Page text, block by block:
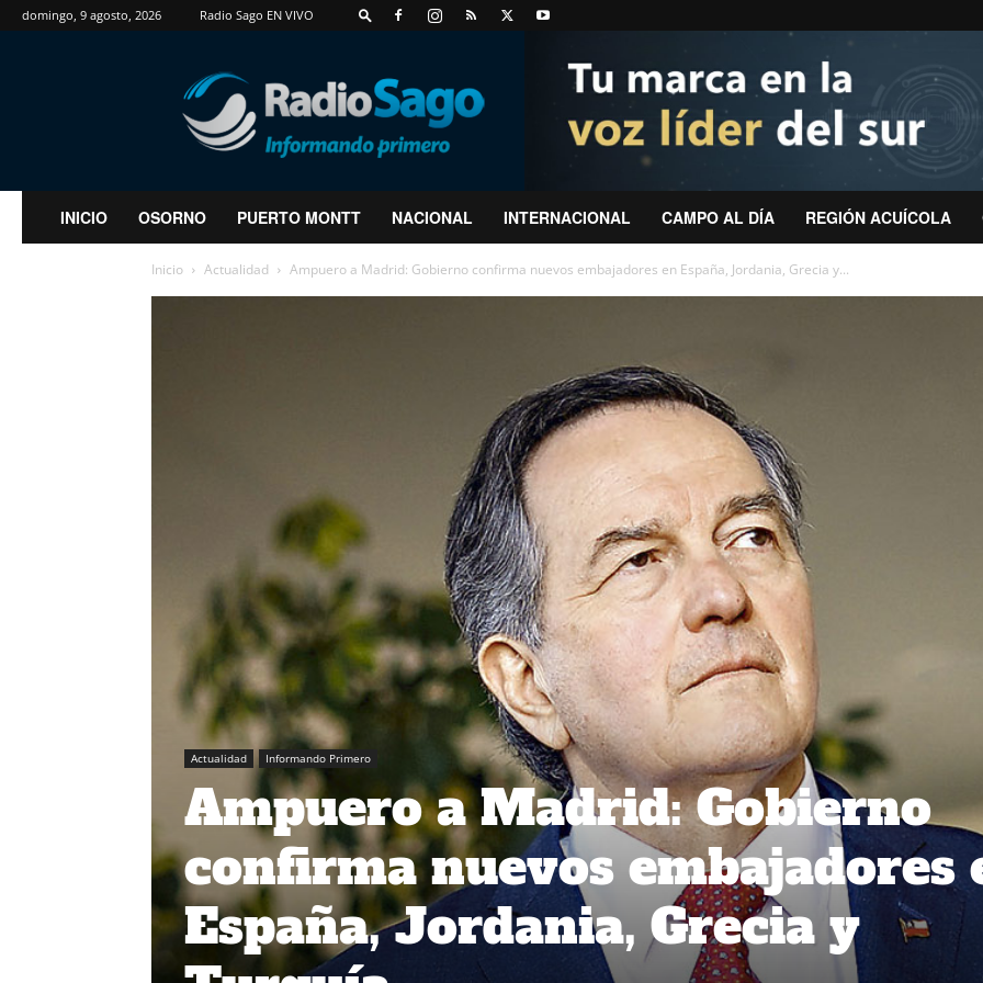
domingo, 9 agosto, 2026 Radio Sago EN VIVO
RadioSago
INICIO OSORNO PUERTO MONTT NACIONAL INTERNACIONAL CAMPO AL DÍA REGIÓN ACUÍCOLA
Inicio Actualidad Ampuero a Madrid: Gobierno confirma nuevos embajadores en España, Jordania, Grecia y...
Actualidad Informando Primero
Ampuero a Madrid: Gobierno
confirma nuevos embajadores
España, Jordania, Grecia y